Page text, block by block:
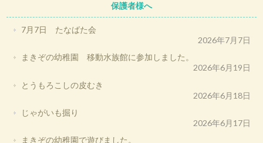
保護者様へ
7月7日 たなばた会
2026年7月7日
まきぞの幼稚園 移動水族館に参加しました。
2026年6月19日
とうもろこしの皮むき
2026年6月18日
じゃがいも掘り
2026年6月17日
まきぞの幼稚園で遊びました。